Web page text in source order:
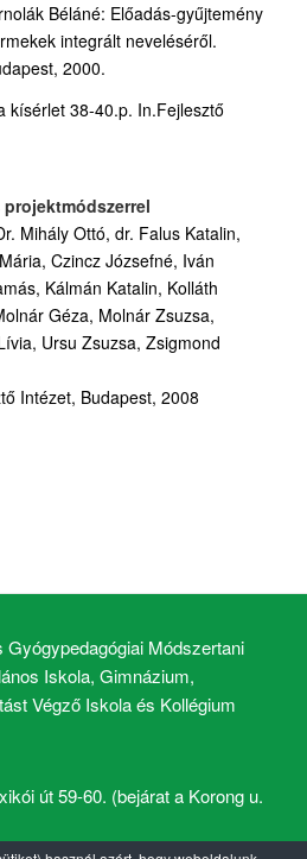
Béláné: Előadás-gyűjtemény
integrált neveléséről.
2000.
kísérlet 38-40.p. In.Fejlesztő
Mihály Ottó, dr. Falus Katalin,
Czincz Józsefné, Iván
Kálmán Katalin, Kolláth
Géza, Molnár Zsuzsa,
Ursu Zsuzsa, Zsigmond
Intézet, Budapest, 2008
Módszertani
Iskola, Gimnázium,
Végző Iskola és Kollégium
út 59-60. (bejárat a Korong u.